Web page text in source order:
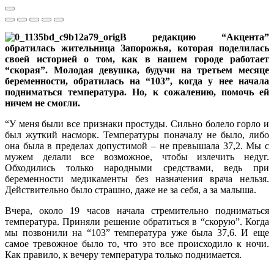
В редакцию “Акцента”
обратилась жительница Запорожья, которая поделилась
своей историей о том, как в нашем городе работает
“скорая”. Молодая девушка, будучи на третьем месяце
беременности, обратилась на “103”, когда у нее начала
подниматься температура. Но, к сожалению, помочь ей
ничем не смогли.
“У меня были все признаки простуды. Сильно болело горло и
был жуткий насморк. Температуры поначалу не было, либо
она была в пределах допустимой – не превышала 37,2. Мы с
мужем делали все возможное, чтобы излечить недуг.
Обходились только народными средствами, ведь при
беременности медикаменты без назначения врача нельзя.
Действительно было страшно, даже не за себя, а за малыша.
Вчера, около 19 часов начала стремительно подниматься
температура. Приняли решение обратиться в “скорую”. Когда
мы позвонили на “103” температура уже была 37,6. И еще
самое тревожное было то, что это все происходило к ночи.
Как правило, к вечеру температура только поднимается.